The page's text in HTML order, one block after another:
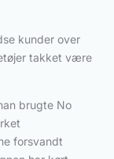
kunder over
takket være
brugte No
forsvandt